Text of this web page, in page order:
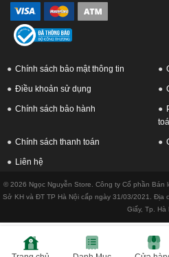
Chính sách bảo mật thông tin
Điều khoản sử dụng
Chính sách bảo hành
Chính sách thanh toán
Liên hệ
© 2026 Ngọc Nguyễn Store. Công ty Cổ phần Bán
Sở KH và ĐT TP Hà Nội cấp ngày 31/03/2021. Địa
Giấy, Tp. Hà